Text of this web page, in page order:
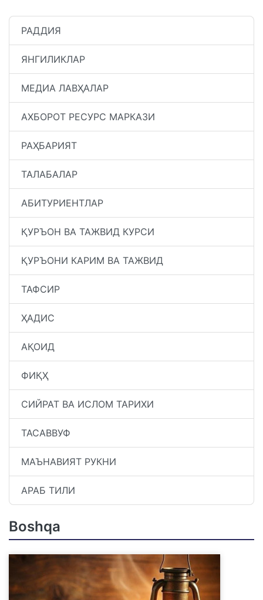
РАДДИЯ
ЯНГИЛИКЛАР
МЕДИА ЛАВҲАЛАР
АХБОРОТ РЕСУРС МАРКАЗИ
РАҲБАРИЯТ
ТАЛАБАЛАР
АБИТУРИЕНТЛАР
ҚУРЪОН ВА ТАЖВИД КУРСИ
ҚУРЪОНИ КАРИМ ВА ТАЖВИД
ТАФСИР
ҲАДИС
АҚОИД
ФИҚҲ
СИЙРАТ ВА ИСЛОМ ТАРИХИ
ТАСАВВУФ
МАЪНАВИЯТ РУКНИ
АРАБ ТИЛИ
Boshqa